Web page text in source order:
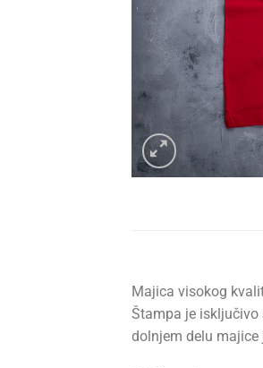
Majica visokog
Štampa je isključivo
dolnjem delu majice